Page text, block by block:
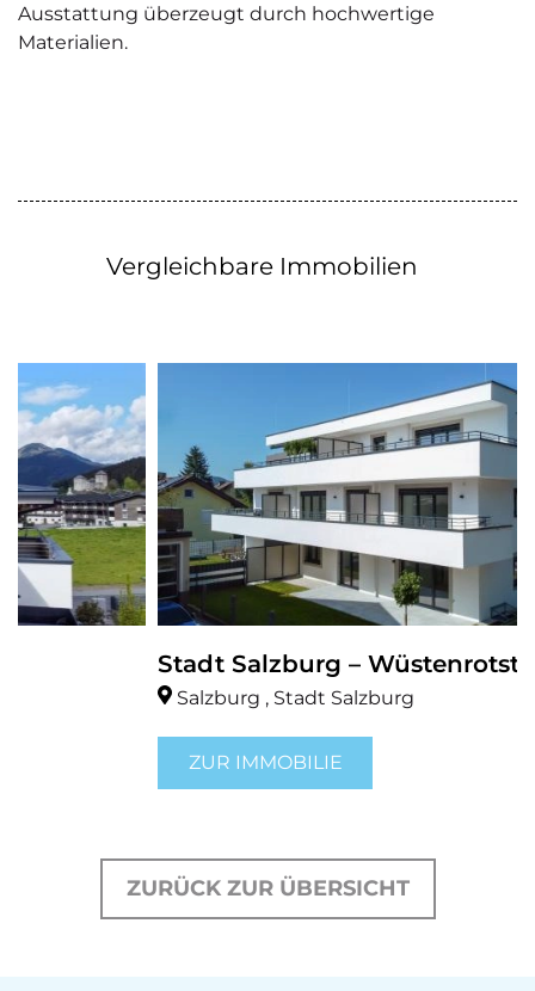
Ausstattung überzeugt durch hochwertige
Materialien.
Vergleichbare Immobilien
Stadt Salzburg – Wüstenrotstraße
Salzburg , Stadt Salzburg
ZUR IMMOBILIE
ZURÜCK ZUR ÜBERSICHT